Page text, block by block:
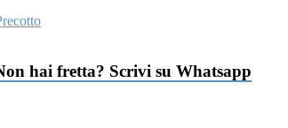
hai fretta? Scrivi su Whatsapp